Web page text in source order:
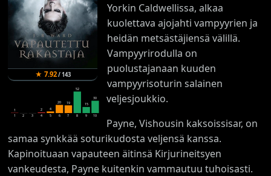
★ 7.92/143
1
1 2 3
2
4
4
5
20
6
19
7
52
8
15
9
30
10
Yorkin Caldwellissa, alkaa
kuolettava ajojahti vampyyrien ja
heidän metsästäjiensä välillä.
Vampyyrirodulla on
puolustajanaan kuuden
vampyyrisoturin salainen
veljesjoukkio.
Payne, Vishousin kaksoissisar, on
samaa synkkää soturikudosta veljensä kanssa.
Kapinoituaan vapauteen äitinsä Kirjurineitsyen
vankeudesta, Payne kuitenkin vammautuu tuhoisasti.